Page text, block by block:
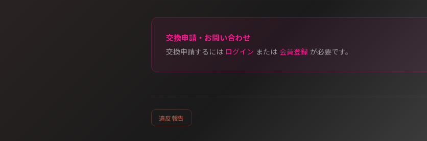
交換申請・お問い合わせ
交換申請するには ログイン または 会員登録 が必要です。
違反報告